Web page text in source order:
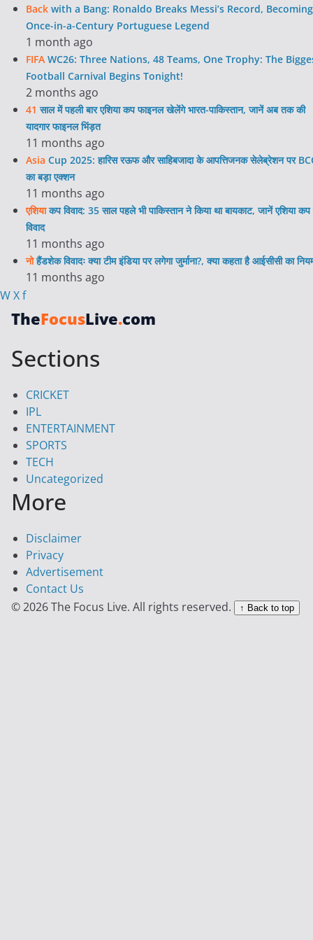
Back with a Bang: Ronaldo Breaks Messi’s Record,
Once-in-a-Century Portuguese Legend
1 month ago
FIFA WC26: Three Nations, 48 Teams, One Trophy: The
Football Carnival Begins Tonight!
2 months ago
41 साल में पहली बार एशिया कप फाइनल खेलेंगे भारत-पाकिस्तान, जानें अब तक की
यादगार फाइनल भिंड़त
11 months ago
Asia Cup 2025: हारिस रऊफ और साहिबजादा के आपत्तिजनक सेलेब्रेशन पर
का बड़ा एक्शन
11 months ago
एशियाकप विवाद: 35 साल पहले भी पाकिस्तान ने किया था बायकाट, जानें एशिया
विवाद
11 months ago
नोहैंडशेक विवादः क्या टीम इंडिया पर लगेगा जुर्माना?, क्या कहता है आईसीसी का
11 months ago
WXf
TheFocusLive.com
Sections
CRICKET
IPL
ENTERTAINMENT
SPORTS
TECH
Uncategorized
More
Disclaimer
Privacy
Advertisement
Contact Us
© 2026 The Focus Live. All rights reserved.
↑ Back to top